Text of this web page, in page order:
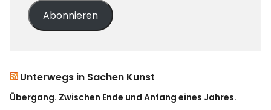
Abonnieren
Unterwegs in Sachen Kunst
Übergang. Zwischen Ende und Anfang eines Jahres.